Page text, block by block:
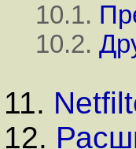
10.1.
10.2.
11.
12.